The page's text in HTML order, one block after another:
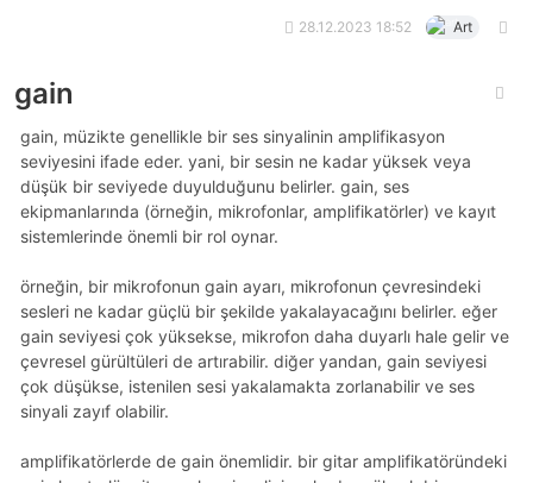
28.12.2023 18:52 Art
gain
gain, müzikte genellikle bir ses sinyalinin amplifikasyon
seviyesini ifade eder. yani, bir sesin ne kadar yüksek veya
düşük bir seviyede duyulduğunu belirler. gain, ses
ekipmanlarında (örneğin, mikrofonlar, amplifikatörler) ve kayıt
sistemlerinde önemli bir rol oynar.
örneğin, bir mikrofonun gain ayarı, mikrofonun çevresindeki
sesleri ne kadar güçlü bir şekilde yakalayacağını belirler. eğer
gain seviyesi çok yüksekse, mikrofon daha duyarlı hale gelir ve
çevresel gürültüleri de artırabilir. diğer yandan, gain seviyesi
çok düşükse, istenilen sesi yakalamakta zorlanabilir ve ses
sinyali zayıf olabilir.
amplifikatörlerde de gain önemlidir. bir gitar amplifikatöründeki